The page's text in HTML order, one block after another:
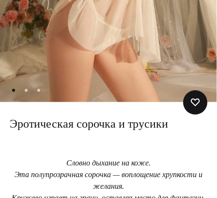
Эротическая сорочка и трусики
Словно дыхание на коже.
Эта полупрозрачная сорочка — воплощение хрупкости и
желания.